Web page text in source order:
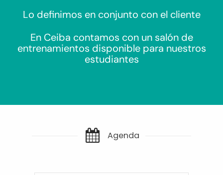
Lo definimos en conjunto con el cliente
En Ceiba contamos con un salón de
entrenamientos disponible para nuestros
estudiantes
Agenda